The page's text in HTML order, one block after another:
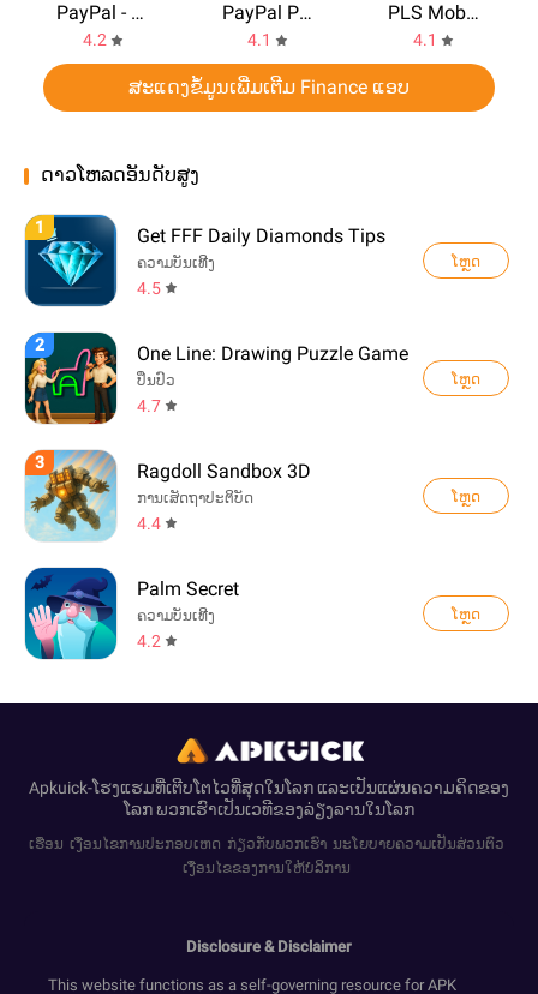
PayPal - Pay, Send, Save
4.2
PayPal Prepaid
4.1
PLS Mobile
4.1
ສະແດງຂ້ໍມູນເພີ່ມເຕີມ Finance ແອບ
ດາວໂຫລດອັນດັບສູງ
1 Get FFF Daily Diamonds Tips
ຄວາມບັນເທີງ
4.5
ໂຫຼດ
2 One Line: Drawing Puzzle Game
ປິ່ນປົວ
4.7
ໂຫຼດ
3 Ragdoll Sandbox 3D
ການເສັດຖາປະຕິບັດ
4.4
ໂຫຼດ
Palm Secret
ຄວາມບັນເທີງ
4.2
ໂຫຼດ
Apkuick-ໂຮງແຮມທີ່ເຕີບໂຕໄວທີ່ສຸດໃນໂລກ ແລະເປັນແຜ່ນຄວາມຄິດຂອງ
ໂລກ ພວກເຮົາເປັນເວທີຂອງລ່ຽງລານໃນໂລກ
ເຮືອນ ເງື່ອນໄຂການປະກອບເຫດ ກ່ຽວກັບພວກເຮົາ ນະໂຍບາຍຄວາມເປັນສ່ວນຕົວ
ເງື່ອນໄຂຂອງການໃຫ້ບໍລິການ
Disclosure & Disclaimer
This website functions as a self-governing resource for APK